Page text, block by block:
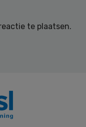
te plaatsen.